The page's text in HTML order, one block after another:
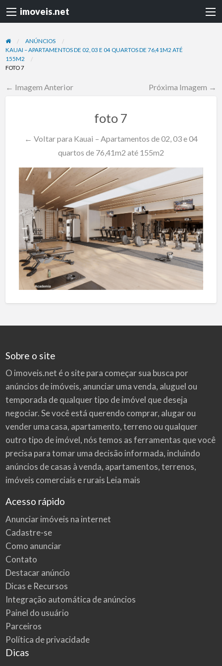
imoveis.net
ANÚNCIOS
KAUAI – APARTAMENTOS DE 02, 03 E 04 QUARTOS DE 76,41M2 ATÉ
155M2
FOTO 7
← Imagem Anterior Próxima Imagem →
foto 7
← Voltar para Kauai – Apartamentos de 02, 03 e 04
quartos de 76,41m2 até 155m2
Sobre o site
O imoveis.net é o site para começar sua busca por
anúncios de imóveis, anunciar uma venda, aluguel ou
temporada de qualquer tipo de imóvel que deseja
negociar. Se você está querendo comprar, alugar ou
vender uma casa, apartamento, terreno ou qualquer
outro tipo de imóvel, nós temos as ferramentas que você
precisa para tomar uma decisão informada, incluindo
anúncios de casas à venda, apartamentos, terrenos,
imóveis comerciais e rurais Leia mais
Acesso rápido
Anunciar imóveis na internet
Cadastre-se
Como anunciar
Contato
Destacar anúncio
Dicas e Recursos
Integração automática de anúncios
Painel do usuário
Parceiros
Política de privacidade
Dicas